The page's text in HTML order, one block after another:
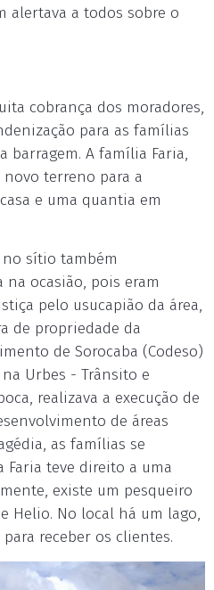
alertava a todos sobre o
cobrança dos moradores,
para as famílias
A família Faria,
terreno para a
e uma quantia em
sítio também
ocasião, pois eram
pelo usucapião da área,
de propriedade da
de Sorocaba (Codeso)
Urbes - Trânsito e
realizava a execução de
de áreas
as famílias se
Faria teve direito a uma
existe um pesqueiro
Helio. No local há um lago,
receber os clientes.